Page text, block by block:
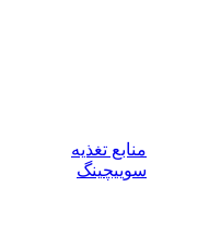
منابع تغذیه
سوییچینگ